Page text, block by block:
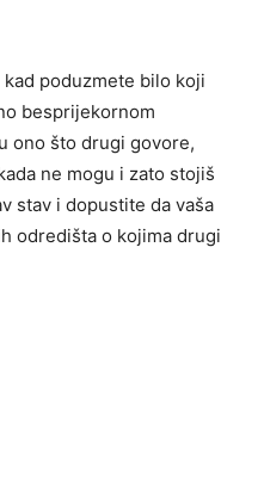
poduzmete bilo koji
besprijekornom
ono što drugi govore,
ne mogu i zato stojiš
stav i dopustite da vaša
odredišta o kojima drugi